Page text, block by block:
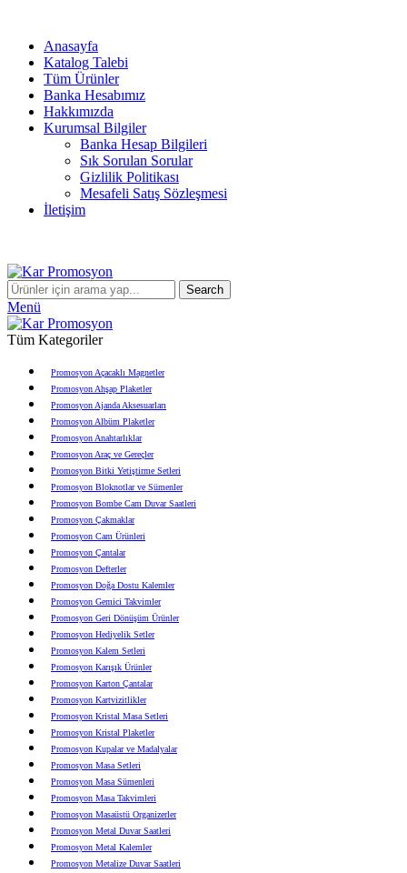
Anasayfa
Katalog Talebi
Tüm Ürünler
Banka Hesabımız
Hakkımızda
Kurumsal Bilgiler
Banka Hesap Bilgileri
Sık Sorulan Sorular
Gizlilik Politikası
Mesafeli Satış Sözleşmesi
İletişim
Search
Menü
Tüm Kategoriler
Promosyon Açacaklı Magnetler
Promosyon Ahşap Plaketler
Promosyon Ajanda Aksesuarları
Promosyon Albüm Plaketler
Promosyon Anahtarlıklar
Promosyon Araç ve Gereçler
Promosyon Bitki Yetiştirme Setleri
Promosyon Bloknotlar ve Sümenler
Promosyon Bombe Cam Duvar Saatleri
Promosyon Çakmaklar
Promosyon Cam Ürünleri
Promosyon Çantalar
Promosyon Defterler
Promosyon Doğa Dostu Kalemler
Promosyon Gemici Takvimler
Promosyon Geri Dönüşüm Ürünler
Promosyon Hediyelik Setler
Promosyon Kalem Setleri
Promosyon Karışık Ürünler
Promosyon Karton Çantalar
Promosyon Kartvizitlikler
Promosyon Kristal Masa Setleri
Promosyon Kristal Plaketler
Promosyon Kupalar ve Madalyalar
Promosyon Masa Setleri
Promosyon Masa Sümenleri
Promosyon Masa Takvimleri
Promosyon Masaüstü Organizerler
Promosyon Metal Duvar Saatleri
Promosyon Metal Kalemler
Promosyon Metalize Duvar Saatleri